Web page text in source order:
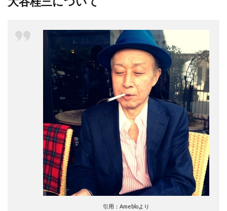
引用：Amebloより